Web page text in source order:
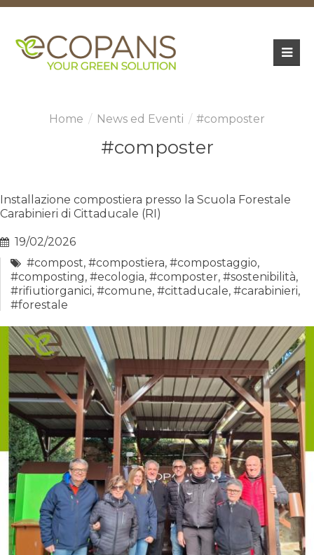
News ed Eventi #composter
#composter
Installazione compostiera presso la Scuola Forestale
Carabinieri di Cittaducale (RI)
19/02/2026
#compost,#compostiera,#compostaggio,
#composting, #ecologia, #composter, #sostenibilità,
#rifiutiorganici, #comune, #cittaducale, #carabinieri,
#forestale